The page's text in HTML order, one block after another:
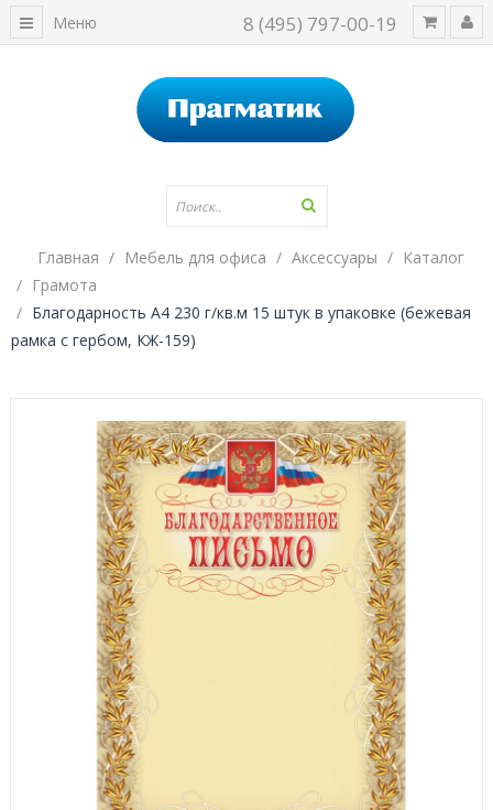
8 (495) 797-00-19
Меню
Главная Мебель для офиса Аксессуары
Каталог
Грамота
Благодарность А4 230 г/кв.м 15 штук в упаковке (бежевая
рамка с гербом, КЖ-159)